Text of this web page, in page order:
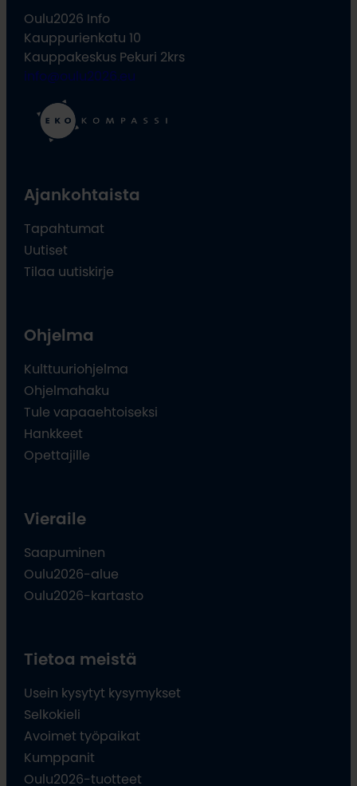
Oulu2026 Info
Kauppurienkatu 10
Kauppakeskus Pekuri 2krs
info@oulu2026.eu
Ajankohtaista
Tapahtumat
Uutiset
Tilaa uutiskirje
Ohjelma
Kulttuuriohjelma
Ohjelmahaku
Tule vapaaehtoiseksi
Hankkeet
Opettajille
Vieraile
Saapuminen
Oulu2026-alue
Oulu2026-kartasto
Tietoa meistä
Usein kysytyt kysymykset
Selkokieli
Avoimet työpaikat
Kumppanit
Oulu2026-tuotteet